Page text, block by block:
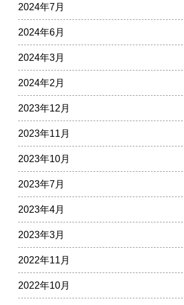
2024年7月
2024年6月
2024年3月
2024年2月
2023年12月
2023年11月
2023年10月
2023年7月
2023年4月
2023年3月
2022年11月
2022年10月